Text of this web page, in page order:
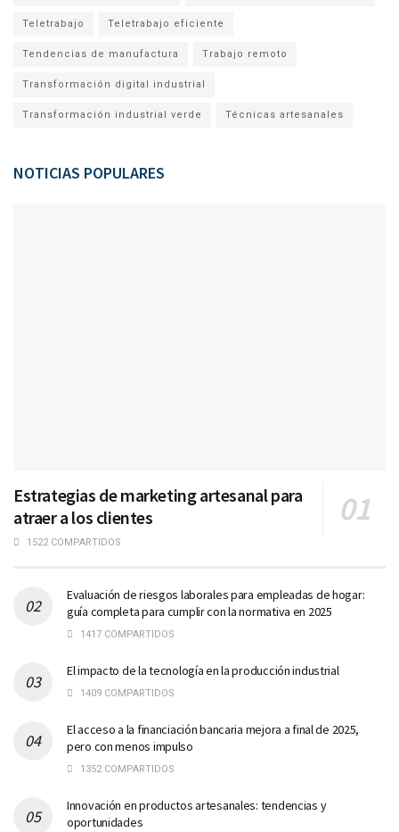
Teletrabajo Teletrabajo eficiente
Tendencias de manufactura Trabajo remoto
Transformación digital industrial
Transformación industrial verde Técnicas artesanales
NOTICIAS POPULARES
Estrategias de marketing artesanal para
atraer a los clientes
1522 COMPARTIDOS
Evaluación de riesgos laborales para empleadas de hogar:
guía completa para cumplir con la normativa en 2025
1417 COMPARTIDOS
El impacto de la tecnología en la producción industrial
1409 COMPARTIDOS
El acceso a la financiación bancaria mejora a final de 2025,
pero con menos impulso
1352 COMPARTIDOS
Innovación en productos artesanales: tendencias y
oportunidades